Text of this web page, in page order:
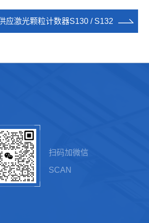
应激光颗粒计数器S130 / S132
扫码加微信
SCAN